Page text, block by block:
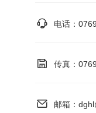
电话：
传真：
邮箱：